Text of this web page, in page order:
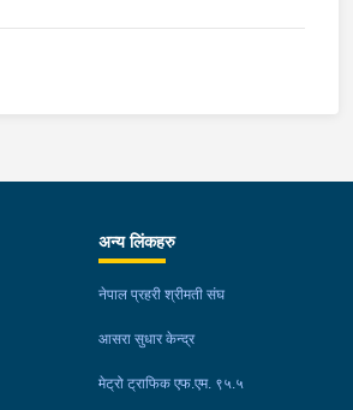
अन्य लिंकहरु
नेपाल प्रहरी श्रीमती संघ
आसरा सुधार केन्द्र
मेट्रो ट्राफिक एफ.एम. ९५.५